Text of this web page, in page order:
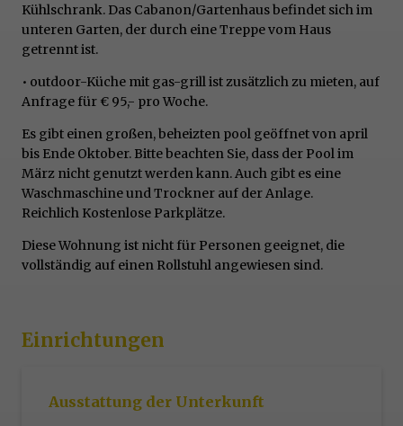
Kühlschrank. Das Cabanon/Gartenhaus befindet sich im
unteren Garten, der durch eine Treppe vom Haus
getrennt ist.
• outdoor-Küche mit gas-grill ist zusätzlich zu mieten, auf
Anfrage für € 95,- pro Woche.
Es gibt einen großen, beheizten pool geöffnet von april
bis Ende Oktober. Bitte beachten Sie, dass der Pool im
März nicht genutzt werden kann. Auch gibt es eine
Waschmaschine und Trockner auf der Anlage.
Reichlich Kostenlose Parkplätze.
Diese Wohnung ist nicht für Personen geeignet, die
vollständig auf einen Rollstuhl angewiesen sind.
Einrichtungen
Ausstattung der Unterkunft